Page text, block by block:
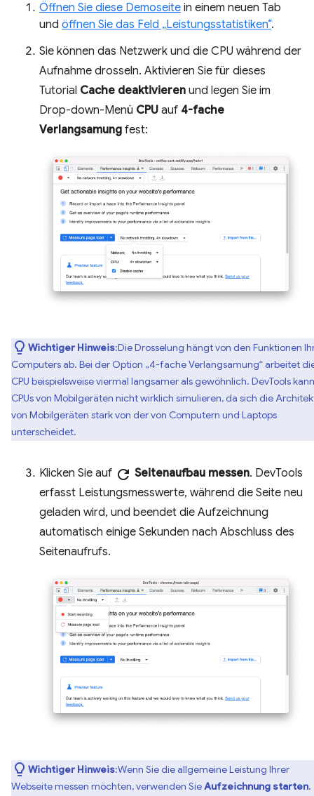
Öffnen Sie diese Demoseite in einem neuen Tab
und öffnen Sie das Feld „Leistungsstatistiken“.
Sie können das Netzwerk und die CPU während der
Aufnahme drosseln. Aktivieren Sie für dieses
Tutorial Cache deaktivieren und legen Sie im
Drop-down-Menü CPU auf 4-fache
Verlangsamung fest:
Wichtiger Hinweis:Die Drosselung hängt von den Funktionen
Computers ab. Bei der Option „4-fache Verlangsamung“ arbeitet
CPU beispielsweise viermal langsamer als gewöhnlich. DevTools
CPUs von Mobilgeräten nicht wirklich simulieren, da sich die
von Mobilgeräten stark von der von Computern und Laptops
unterscheidet.
Klicken Sie auf refresh Seitenaufbau messen. DevTools
erfasst Leistungsmesswerte, während die Seite neu
geladen wird, und beendet die Aufzeichnung
automatisch einige Sekunden nach Abschluss des
Seitenaufrufs.
Wichtiger Hinweis:Wenn Sie die allgemeine Leistung Ihrer
Webseite messen möchten, verwenden SieAufzeichnung starten.